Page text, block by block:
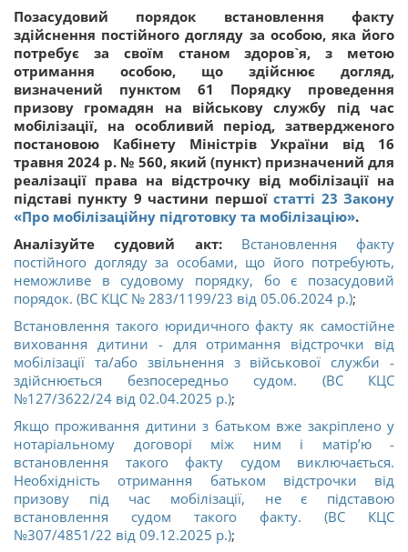
Позасудовий порядок встановлення факту
здійснення постійного догляду за особою, яка його
потребує за своїм станом здоров`я, з метою
отримання особою, що здійснює догляд,
визначений пунктом 61 Порядку проведення
призову громадян на військову службу під час
мобілізації, на особливий період, затвердженого
постановою Кабінету Міністрів України від 16
травня 2024 р. № 560, який (пункт) призначений для
реалізації права на відстрочку від мобілізації на
підставі пункту 9 частини першоїстатті 23 Закону
«Про мобілізаційну підготовку та мобілізацію».
Аналізуйте судовий акт: Встановлення факту
постійного догляду за особами, що його потребують,
неможливе в судовому порядку, бо є позасудовий
порядок. (ВС КЦС № 283/1199/23 від 05.06.2024 р.);
Встановлення такого юридичного факту як самостійне
виховання дитини - для отримання відстрочки від
мобілізації та/або звільнення з військової служби -
здійснюється безпосередньо судом. (ВС КЦС
№127/3622/24 від 02.04.2025 р.);
Якщо проживання дитини з батьком вже закріплено у
нотаріальному договорі між ним і матір’ю -
встановлення такого факту судом виключається.
Необхідність отримання батьком відстрочки від
призову під час мобілізації, не є підставою
встановлення судом такого факту. (ВС КЦС
№307/4851/22 від 09.12.2025 р.);